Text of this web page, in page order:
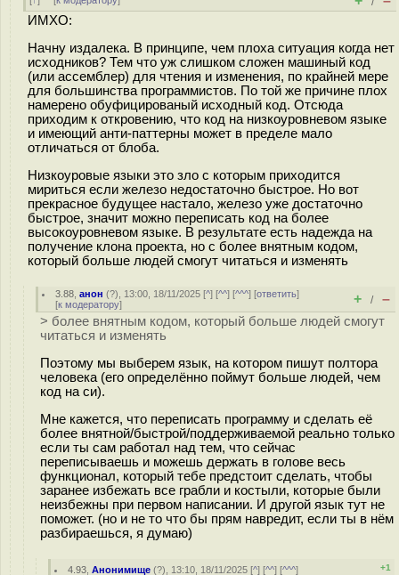
ИМХО:
Начну издалека. В принципе, чем плоха ситуация когда нет
исходников? Тем что уж слишком сложен машиный код
(или ассемблер) для чтения и изменения, по крайней мере
для большинства программистов. По той же причине плох
намерено обуфицированый исходный код. Отсюда
приходим к откровению, что код на низкоуровневом языке
и имеющий анти-паттерны может в пределе мало
отличаться от блоба.
Низкоуровые языки это зло с которым приходится
мириться если железо недостаточно быстрое. Но вот
прекрасное будущее настало, железо уже достаточно
быстрое, значит можно переписать код на более
высокоуровневом языке. В результате есть надежда на
получение клона проекта, но с более внятным кодом,
который больше людей смогут читаться и изменять
3.88 ,анон (?), 13:00, 18/11/2025 [^] [^^] [^^^] [ответить]
[к модератору] + / –
> более внятным кодом, который больше людей смогут
читаться и изменять
Поэтому мы выберем язык, на котором пишут полтора
человека (его определённо поймут больше людей, чем
код на си).
Мне кажется, что переписать программу и сделать её
более внятной/быстрой/поддерживаемой реально только
если ты сам работал над тем, что сейчас
переписываешь и можешь держать в голове весь
функционал, который тебе предстоит сделать, чтобы
заранее избежать все грабли и костыли, которые были
неизбежны при первом написании. И другой язык тут не
поможет. (но и не то что бы прям навредит, если ты в нём
разбираешься, я думаю)
4.93 ,Анонимище (?), 13:10, 18/11/2025 [^] [^^] [^^^]
+1